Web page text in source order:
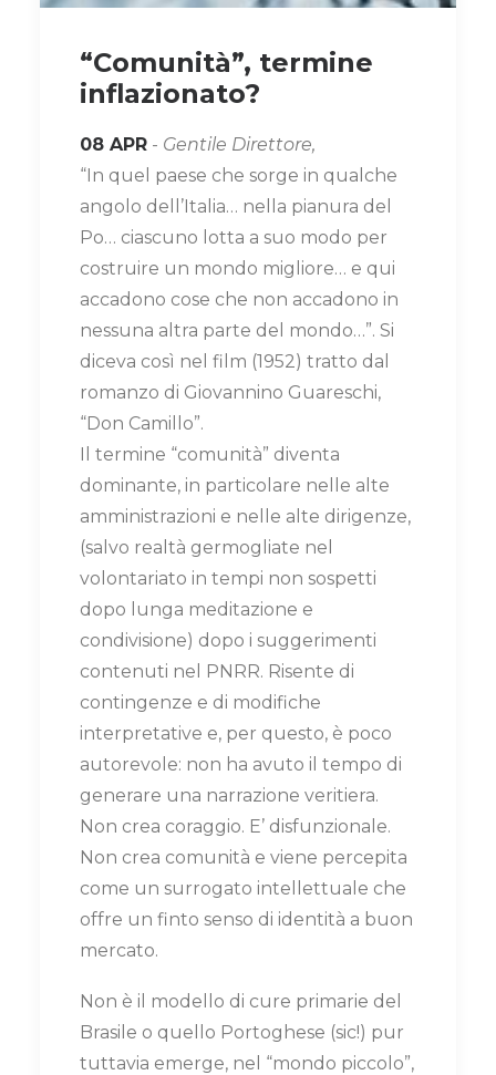
“Comunità”, termine
inflazionato?
08 APR - Gentile Direttore,
“In quel paese che sorge in qualche
angolo dell’Italia… nella pianura del
Po… ciascuno lotta a suo modo per
costruire un mondo migliore… e qui
accadono cose che non accadono in
nessuna altra parte del mondo…”. Si
diceva così nel film (1952) tratto dal
romanzo di Giovannino Guareschi,
“Don Camillo”.
Il termine “comunità” diventa
dominante, in particolare nelle alte
amministrazioni e nelle alte dirigenze,
(salvo realtà germogliate nel
volontariato in tempi non sospetti
dopo lunga meditazione e
condivisione) dopo i suggerimenti
contenuti nel PNRR. Risente di
contingenze e di modifiche
interpretative e, per questo, è poco
autorevole: non ha avuto il tempo di
generare una narrazione veritiera.
Non crea coraggio. E’ disfunzionale.
Non crea comunità e viene percepita
come un surrogato intellettuale che
offre un finto senso di identità a buon
mercato.
Non è il modello di cure primarie del
Brasile o quello Portoghese (sic!) pur
tuttavia emerge, nel “mondo piccolo”,